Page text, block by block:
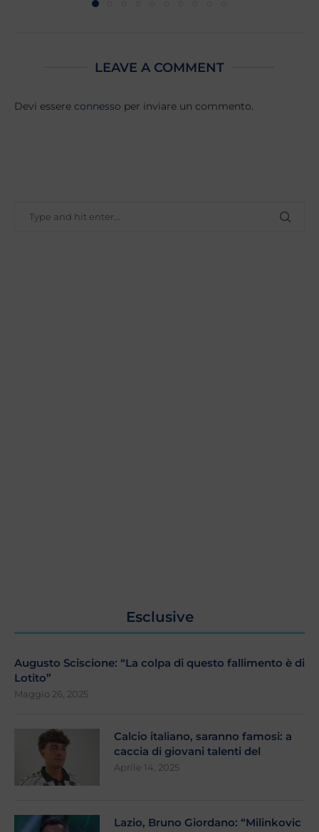
LEAVE A COMMENT
Devi essere connesso per inviare un commento.
Esclusive
Augusto Sciscione: “La colpa di questo fallimento è di
Lotito”
Maggio 26, 2025
Calcio italiano, saranno famosi: a
caccia di giovani talenti del
Aprile 14, 2025
Lazio, Bruno Giordano: “Milinkovic